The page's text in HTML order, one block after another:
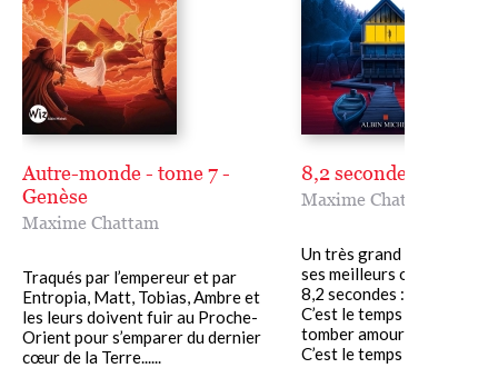
Autre-monde - tome 7 -
Genèse
Maxime Chattam
Traqués par l’empereur et par
Entropia, Matt, Tobias, Ambre et
les leurs doivent fuir au Proche-
Orient pour s’emparer du dernier
cœur de la Terre......
8,2 secondes
Maxime Chattam
Un très grand Chattam !
ses meilleurs opus. Le
8,2 secondes :
C’est le temps qu’il faut
tomber amoureux.
C’est le temps qu’il......